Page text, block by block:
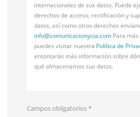
internacionales de sus datos. Puede
derechos de acceso, rectificación y
datos, así como otros derechos
info@comunicacionycia.com Para
puedes visitar nuestra Política de
entontarás más información sobre
qué almacenamos sus datos.
Campos obligatorios*